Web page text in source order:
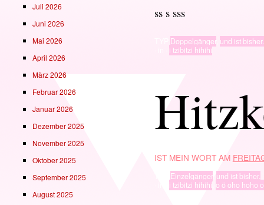
ss s sss
Doppelgänger, und ist bisher.
i tzibitzi hihihi
IST MEIN WORT AM
Einzelgänger, und ist bisher.
i tzibitzi hihihi, o ö oho hoho
Juli 2026
Juni 2026
Mai 2026
April 2026
März 2026
Februar 2026
Januar 2026
Dezember 2025
November 2025
Oktober 2025
September 2025
August 2025